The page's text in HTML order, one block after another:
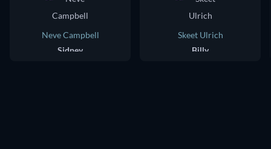
Neve Campbell
Sidney
Skeet Ulrich
Billy